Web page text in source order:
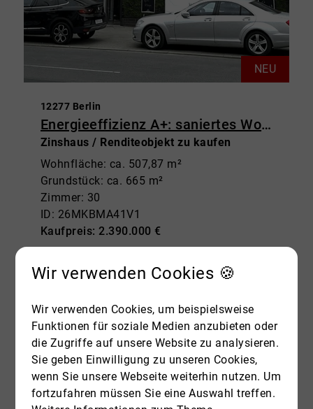
NEU
12277 Berlin
Energieeffizienz A+: saniertes Wohn- und Geschäftshaus in Marienfelde
Zinshaus / Renditeobjekt zu kaufen
Wohnfläche: ca. 507,87 m²
Grundstück: ca. 665 m²
Zimmer: 30
ID: 26MKBMA41V1
Kaufpreis: 2.390.000 €
Mehr erfahren
Wir verwenden Cookies 🍪
Wir verwenden Cookies, um beispielsweise
Funktionen für soziale Medien anzubieten oder
die Zugriffe auf unsere Website zu analysieren.
Sie geben Einwilligung zu unseren Cookies,
wenn Sie unsere Webseite weiterhin nutzen. Um
fortzufahren müssen Sie eine Auswahl treffen.